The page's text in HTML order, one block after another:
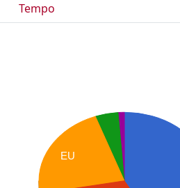
Tempo
EU